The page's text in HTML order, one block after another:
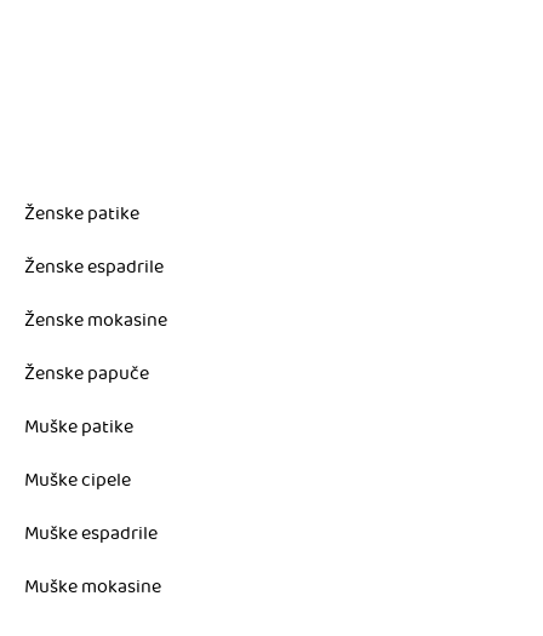
Ženske patike
Ženske espadrile
Ženske mokasine
Ženske papuče
Muške patike
Muške cipele
Muške espadrile
Muške mokasine